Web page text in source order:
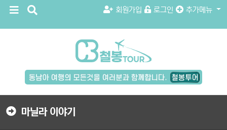
메
버
검
버
회원가입 로그인 추가메뉴
버
튼
마닐라 이야기